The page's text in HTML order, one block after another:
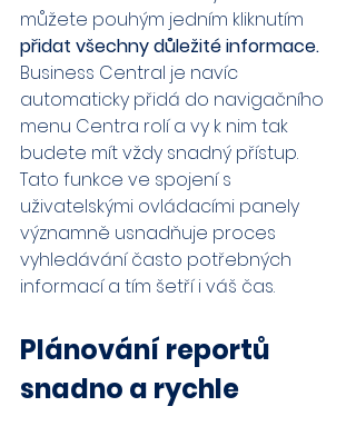
můžete pouhým jedním kliknutím
přidat všechny důležité informace.
Business Central je navíc
automaticky přidá do navigačního
menu Centra rolí a vy k nim tak
budete mít vždy snadný přístup.
Tato funkce ve spojení s
uživatelskými ovládacími panely
významně usnadňuje proces
vyhledávání často potřebných
informací a tím šetří i váš čas.
Plánování reportů
snadno a rychle